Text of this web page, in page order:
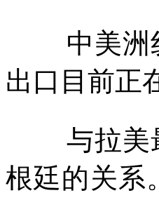
中美洲
出口目前正
与拉美
根廷的关系